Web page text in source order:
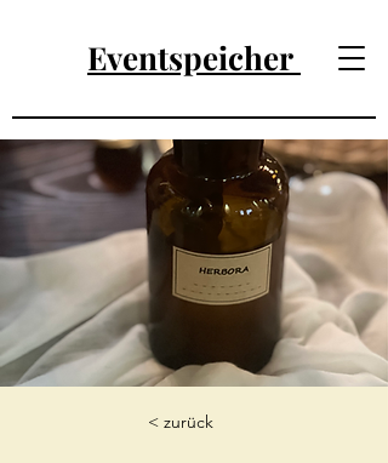
Eventspeicher
< zurück